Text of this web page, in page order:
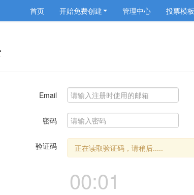
首页 开始免费创建 管理中心 投票模板
Email
密码
验证码 正在读取验证码，请稍后.....
00:01